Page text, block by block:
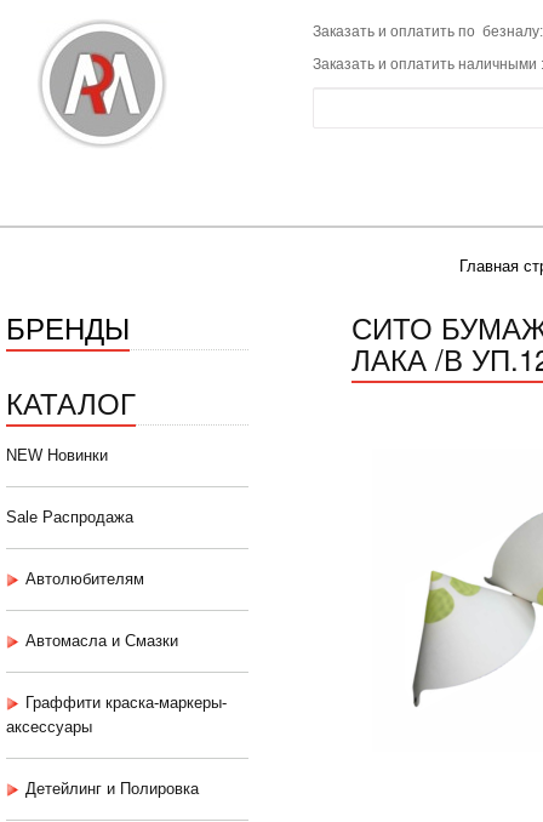
Заказать и оплатить по
Заказать и оплатить наличными
Главная
БРЕНДЫ
КАТАЛОГ
NEW Новинки
Sale Распродажа
Автолюбителям
Автомасла и Смазки
Граффити краска-маркеры-
аксессуары
Детейлинг и Полировка
СИТО
ЛАКА /В